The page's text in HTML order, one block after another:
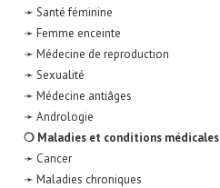
➛ Santé féminine
➛ Femme enceinte
➛ Médecine de reproduction
➛ Sexualité
➛ Médecine antiâges
➛ Andrologie
❍ Maladies et conditions médicales
➛ Cancer
➛ Maladies chroniques